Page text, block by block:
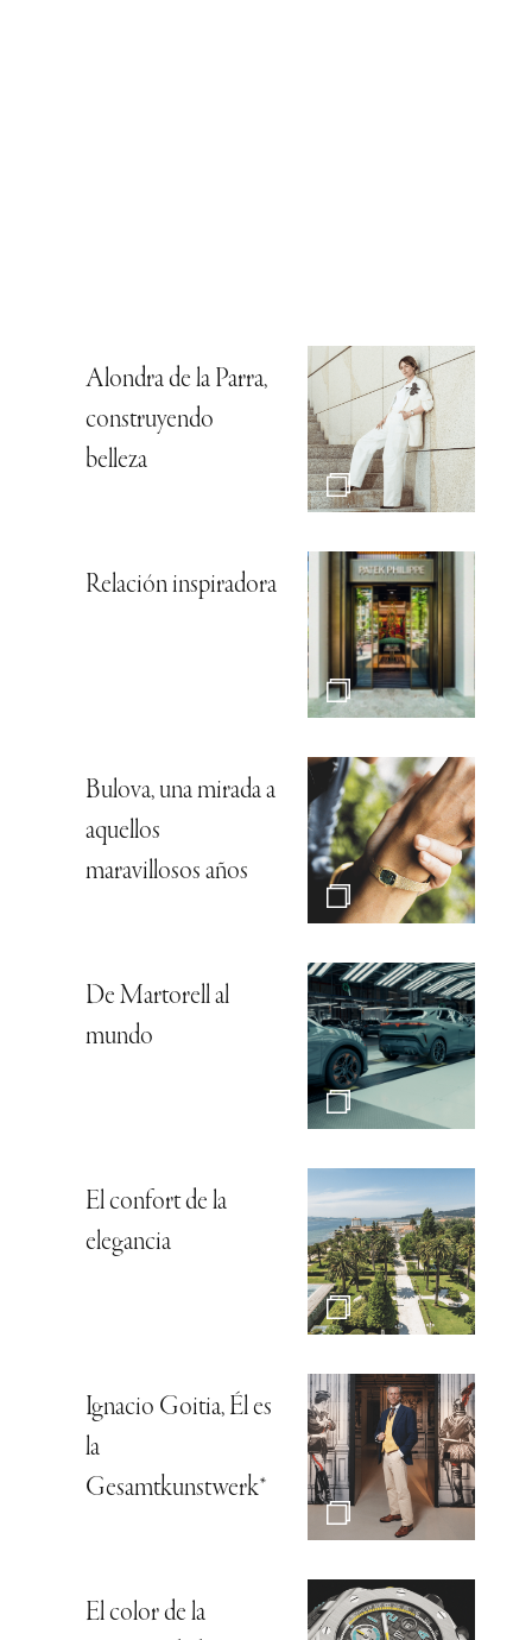
Alondra de la Parra,
construyendo
belleza
Relación inspiradora
Bulova, una mirada a
aquellos
maravillosos años
De Martorell al
mundo
El confort de la
elegancia
Ignacio Goitia, Él es
la
Gesamtkunstwerk*
El color de la